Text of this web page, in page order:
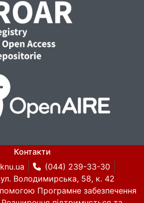
Контакти
(044) 239-33-30
Володимирська, 58, к. 42
Програмне забезпечення